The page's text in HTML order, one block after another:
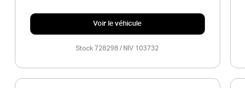
Voir le véhicule
Stock 728298 / NIV 103732